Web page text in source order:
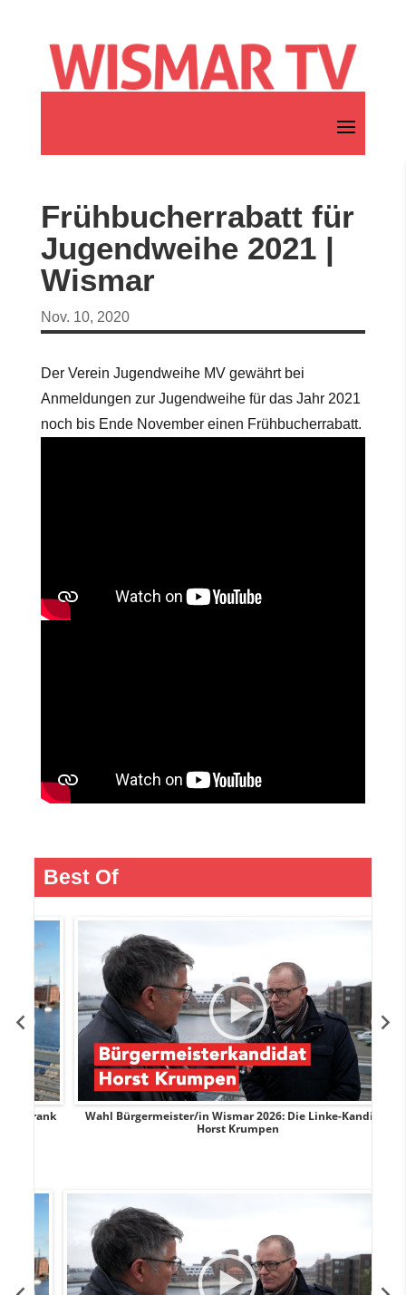
Frühbucherrabatt für
Jugendweihe 2021 |
Wismar
Nov. 10, 2020
Der Verein Jugendweihe MV gewährt bei
Anmeldungen zur Jugendweihe für das Jahr 2021
noch bis Ende November einen Frühbucherrabatt.
Best Of
Wahl Bürgermeister/in Wismar 2026: Die Linke-Kandidat
Horst Krumpen